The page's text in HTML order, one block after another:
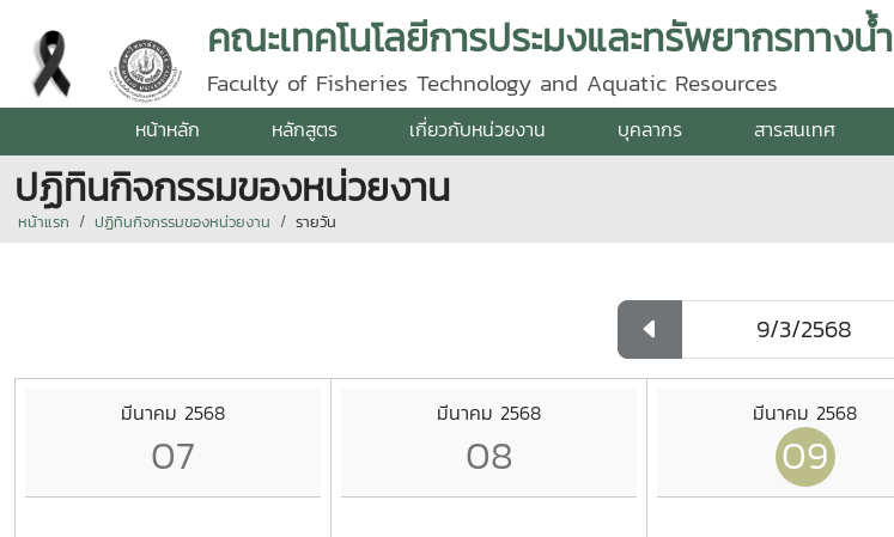
คณะเทคโนโลยีการประมงและทรัพยากรทางน้ำ
Faculty of Fisheries Technology and Aquatic Resources
หน้าหลัก หลักสูตร เกี่ยวกับหน่วยงาน บุคลากร สารสนเทศ
ปฏิทินกิจกรรมของหน่วยงาน
หน้าแรก ปฏิทินกิจกรรมของหน่วยงาน รายวัน
มีนาคม 2568
07
มีนาคม 2568
08
มีนาคม 2568
09